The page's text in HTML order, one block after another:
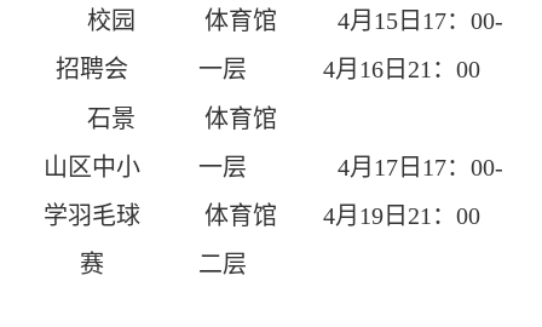
校园
招聘会
体育馆
一层
4月 15日 17： 00-
4月 16日 21 ： 00
石景
山区中小
学羽毛球
赛
体育馆
一层
体育馆
二层
4月 17日 17： 00-
4月 19日 21 ： 00